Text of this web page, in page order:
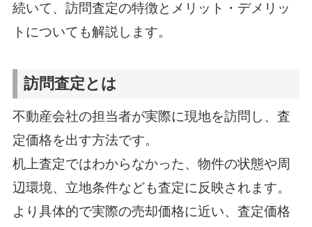
続いて、訪問査定の特徴とメリット・デメリッ
トについても解説します。
訪問査定とは
不動産会社の担当者が実際に現地を訪問し、査
定価格を出す方法です。
机上査定ではわからなかった、物件の状態や周
辺環境、立地条件なども査定に反映されます。
より具体的で実際の売却価格に近い、査定価格